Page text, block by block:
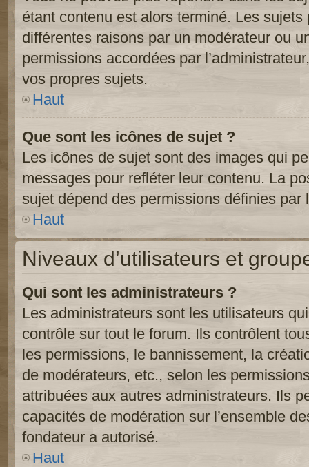
étant contenu est alors terminé. Les
différentes raisons par un modérateur ou
permissions accordées par
vos propres sujets.
Haut
Que sont les icônes de sujet ?
Les icônes de sujet sont des images qui
messages pour refléter leur contenu. La
sujet dépend des permissions définies par
Haut
Niveaux d’utilisateurs et
Qui sont les administrateurs ?
Les administrateurs sont les utilisateurs
contrôle sur tout le forum. Ils contrôlent
les permissions, le bannissement, la
de modérateurs, etc., selon les
attribuées aux autres administrateurs. Ils
capacités de modération sur l’ensemble
fondateur a autorisé.
Haut